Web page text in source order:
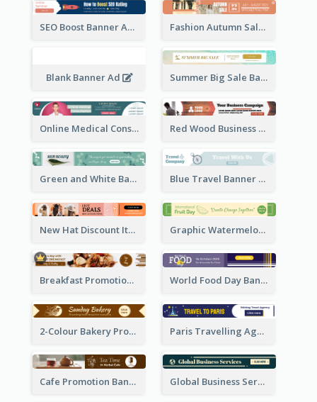
SEO Boost Banner Ad Fashion Autumn Sale Banner Ad
Blank Banner Ad Summer Big Sale Banner Ad
Online Medical Consultation Banner Ad Red Wood Business Banner Ad
Green and White Banner Ad Blue Travel Banner Ad
New Hat Discount Items Banner Ads Graphic Watermelon International Fruit Day Leaderboard
Breakfast Promotional Leaderboard World Food Day Banner Ad
2-Colour Bakery Promotional Banner Ad Paris Travelling Agency Banner Ad
Cafe Promotion Banner Ad With Herbal Tea Global Business Services Banner Ad